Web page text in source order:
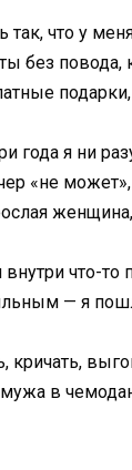
что у
без
года я ни
может»,
внутри что-
— я
кричать,
в